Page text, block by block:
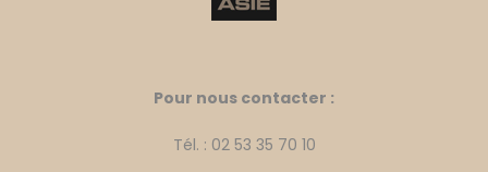
Pour nous contacter :
Tél. : 02 53 35 70 10